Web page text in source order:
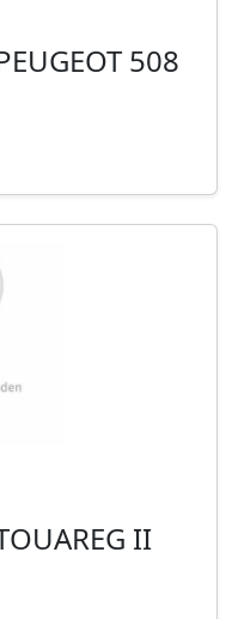
508
II